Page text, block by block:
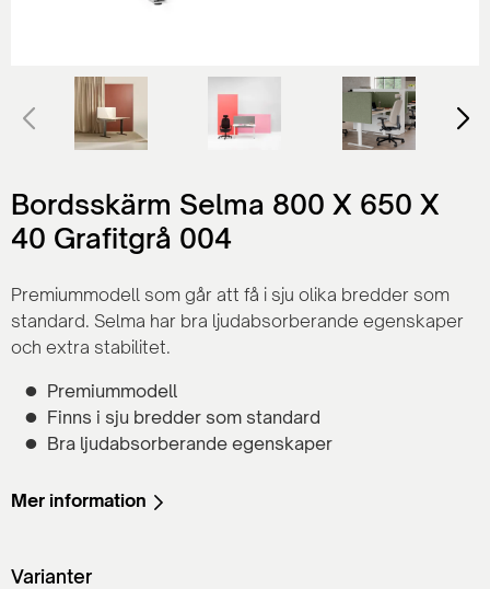
Bordsskärm Selma 800 X 650 X
40 Grafitgrå 004
Premiummodell som går att få i sju olika bredder som
standard. Selma har bra ljudabsorberande egenskaper
och extra stabilitet.
Premiummodell
Finns i sju bredder som standard
Bra ljudabsorberande egenskaper
Mer information
Varianter